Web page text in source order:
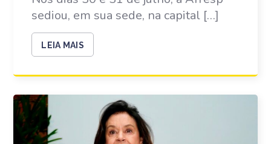
sediou, em sua sede, na capital […]
LEIA MAIS